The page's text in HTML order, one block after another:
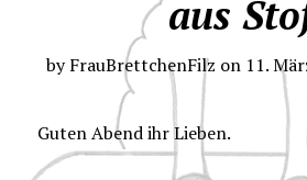
aus
byFrauBrettchenFilz on 11.
Guten Abend ihr Lieben.